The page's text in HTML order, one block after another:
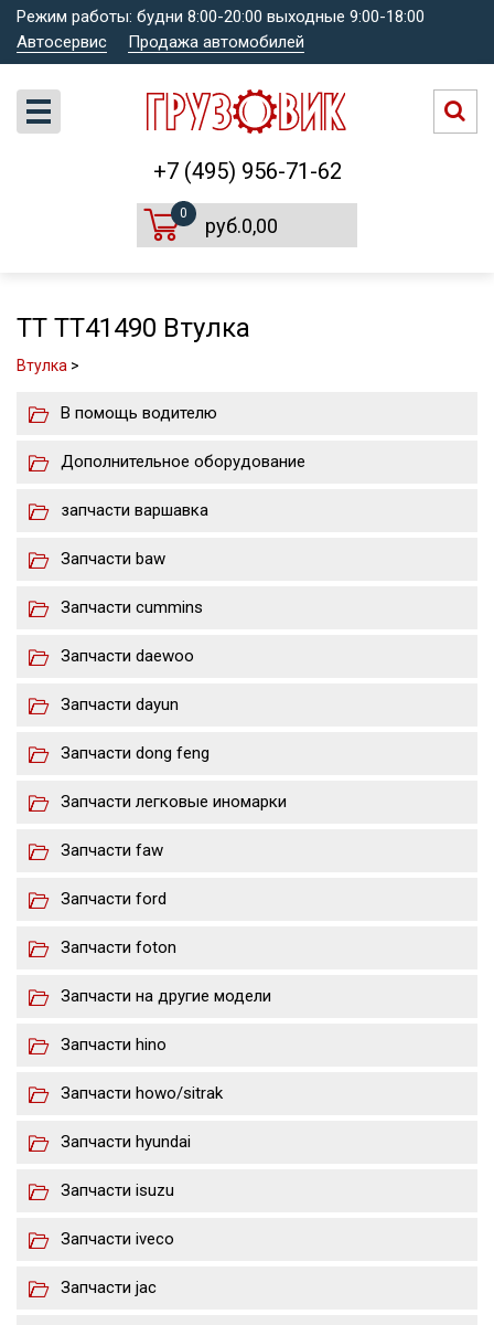
Режим работы: будни 8:00-20:00 выходные 9:00-18:00
Автосервис
Продажа автомобилей
+7 (495) 956-71-62
0
руб.0,00
TT TT41490 Втулка
Втулка >
В помощь водителю
Дополнительное оборудование
запчасти варшавка
Запчасти baw
Запчасти cummins
Запчасти daewoo
Запчасти dayun
Запчасти dong feng
Запчасти легковые иномарки
Запчасти faw
Запчасти ford
Запчасти foton
Запчасти на другие модели
Запчасти hino
Запчасти howo/sitrak
Запчасти hyundai
Запчасти isuzu
Запчасти iveco
Запчасти jac